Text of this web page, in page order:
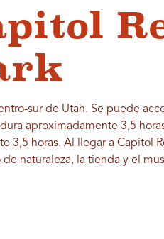
sur de Utah. Se puede
aproximadamente 3,5
3,5 horas. Al llegar a Capitol
naturaleza, la tienda y el